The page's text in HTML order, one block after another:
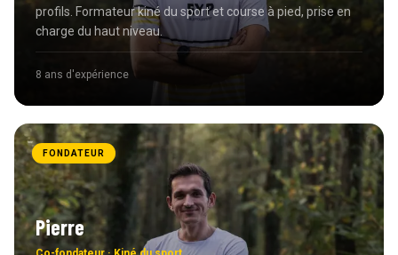
profils. Formateur kiné du sport et course à pied, prise en
charge du haut niveau.
8 ans d'expérience
FONDATEUR
Pierre